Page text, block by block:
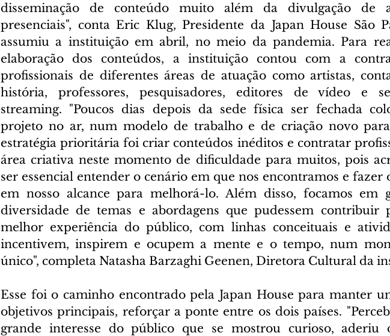
disseminação de conteúdo muito além da divulgação de
presenciais", conta Eric Klug, Presidente da Japan House São
assumiu a instituição em abril, no meio da pandemia. Para
elaboração dos conteúdos, a instituição contou com a
profissionais de diferentes áreas de atuação como artistas,
história, professores, pesquisadores, editores de vídeo e
streaming. "Poucos dias depois da sede física ser fechada
projeto no ar, num modelo de trabalho e de criação novo
estratégia prioritária foi criar conteúdos inéditos e contratar
área criativa neste momento de dificuldade para muitos, pois
ser essencial entender o cenário em que nos encontramos e fazer
em nosso alcance para melhorá-lo. Além disso, focamos em
diversidade de temas e abordagens que pudessem contribuir
melhor experiência do público, com linhas conceituais e
incentivem, inspirem e ocupem a mente e o tempo, num
único", completa Natasha Barzaghi Geenen, Diretora Cultural da
Esse foi o caminho encontrado pela Japan House para manter
objetivos principais, reforçar a ponte entre os dois países.
grande interesse do público que se mostrou curioso, aderiu